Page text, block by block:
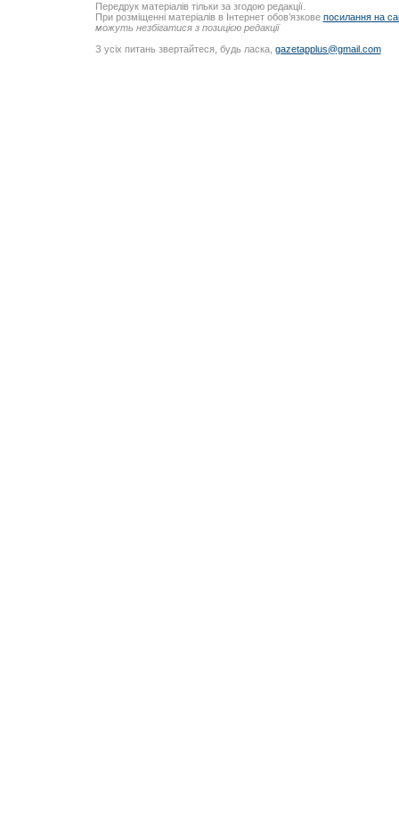
Передрук матеріалів тільки за згодою редакції.
При розміщенні матеріалів в Інтернет обов’язкове посилання на
можуть незбігатися з позицією редакції
З усіх питань звертайтеся, будь ласка, gazetapplus@gmail.com